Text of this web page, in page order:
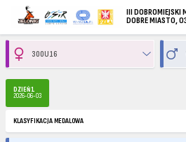
III DOBROMIEJSKI
DOBRE MIASTO,
DZIEŃ 1
2026-06-03
KLASYFIKACJA MEDALOWA